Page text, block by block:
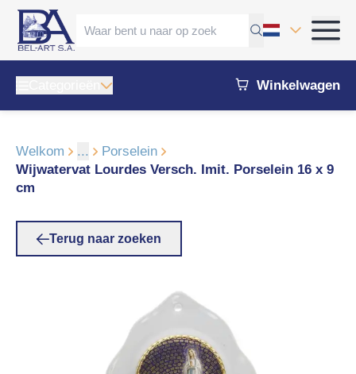
Winkelwagen
Welkom ...
Porselein
Wijwatervat Lourdes Versch. Imit. Porselein 16 x 9
cm
Terug naar zoeken